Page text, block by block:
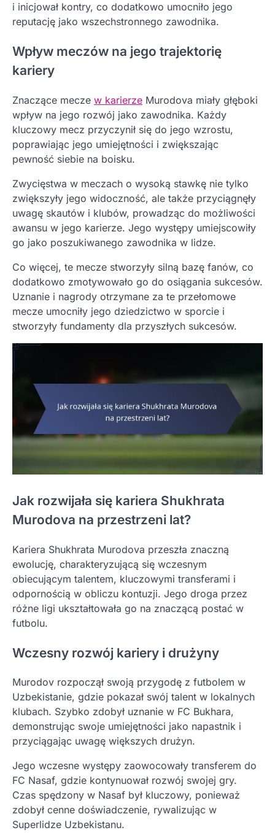
i inicjował kontry, co dodatkowo umocniło jego
reputację jako wszechstronnego zawodnika.
Wpływ meczów na jego trajektorię
kariery
Znaczące mecze w karierze Murodova miały głęboki
wpływ na jego rozwój jako zawodnika. Każdy
kluczowy mecz przyczynił się do jego wzrostu,
poprawiając jego umiejętności i zwiększając
pewność siebie na boisku.
Zwycięstwa w meczach o wysoką stawkę nie tylko
zwiększyły jego widoczność, ale także przyciągnęły
uwagę skautów i klubów, prowadząc do możliwości
awansu w jego karierze. Jego występy umiejscowiły
go jako poszukiwanego zawodnika w lidze.
Co więcej, te mecze stworzyły silną bazę fanów, co
dodatkowo zmotywowało go do osiągania sukcesów.
Uznanie i nagrody otrzymane za te przełomowe
mecze umocniły jego dziedzictwo w sporcie i
stworzyły fundamenty dla przyszłych sukcesów.
Jak rozwijała się kariera Shukhrata
Murodova na przestrzeni lat?
Kariera Shukhrata Murodova przeszła znaczną
ewolucję, charakteryzującą się wczesnym
obiecującym talentem, kluczowymi transferami i
odpornością w obliczu kontuzji. Jego droga przez
różne ligi ukształtowała go na znaczącą postać w
futbolu.
Wczesny rozwój kariery i drużyny
Murodov rozpoczął swoją przygodę z futbolem w
Uzbekistanie, gdzie pokazał swój talent w lokalnych
klubach. Szybko zdobył uznanie w FC Bukhara,
demonstrując swoje umiejętności jako napastnik i
przyciągając uwagę większych drużyn.
Jego wczesne występy zaowocowały transferem do
FC Nasaf, gdzie kontynuował rozwój swojej gry.
Czas spędzony w Nasaf był kluczowy, ponieważ
zdobył cenne doświadczenie, rywalizując w
Superlidze Uzbekistanu.